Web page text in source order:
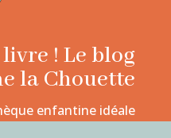
! Le blog
la Chouette
enfantine idéale